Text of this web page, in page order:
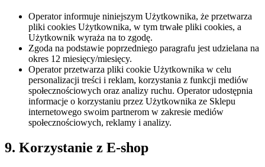
Operator informuje niniejszym Użytkownika, że przetwarza
pliki cookies Użytkownika, w tym trwałe pliki cookies, a
Użytkownik wyraża na to zgodę.
Zgoda na podstawie poprzedniego paragrafu jest udzielana na
okres 12 miesięcy/miesięcy.
Operator przetwarza pliki cookie Użytkownika w celu
personalizacji treści i reklam, korzystania z funkcji mediów
społecznościowych oraz analizy ruchu. Operator udostępnia
informacje o korzystaniu przez Użytkownika ze Sklepu
internetowego swoim partnerom w zakresie mediów
społecznościowych, reklamy i analizy.
9. Korzystanie z E-shop